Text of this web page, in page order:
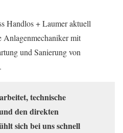
Handlos + Laumer aktuell
Anlagenmechaniker mit
und Sanierung von
technische
den direkten
sich bei uns schnell